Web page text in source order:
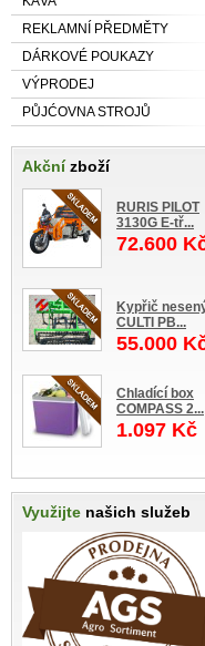
REKLAMNÍ PŘEDMĚTY
DÁRKOVÉ POUKAZY
VÝPRODEJ
PŮJĆOVNA STROJŮ
Akčnízboží
RURIS PILOT
3130G E-tř...
72.600
Kypřič
CULTI PB...
55.000
Chladící box
COMPASS 2...
1.097 Kč
Využijte našich služeb